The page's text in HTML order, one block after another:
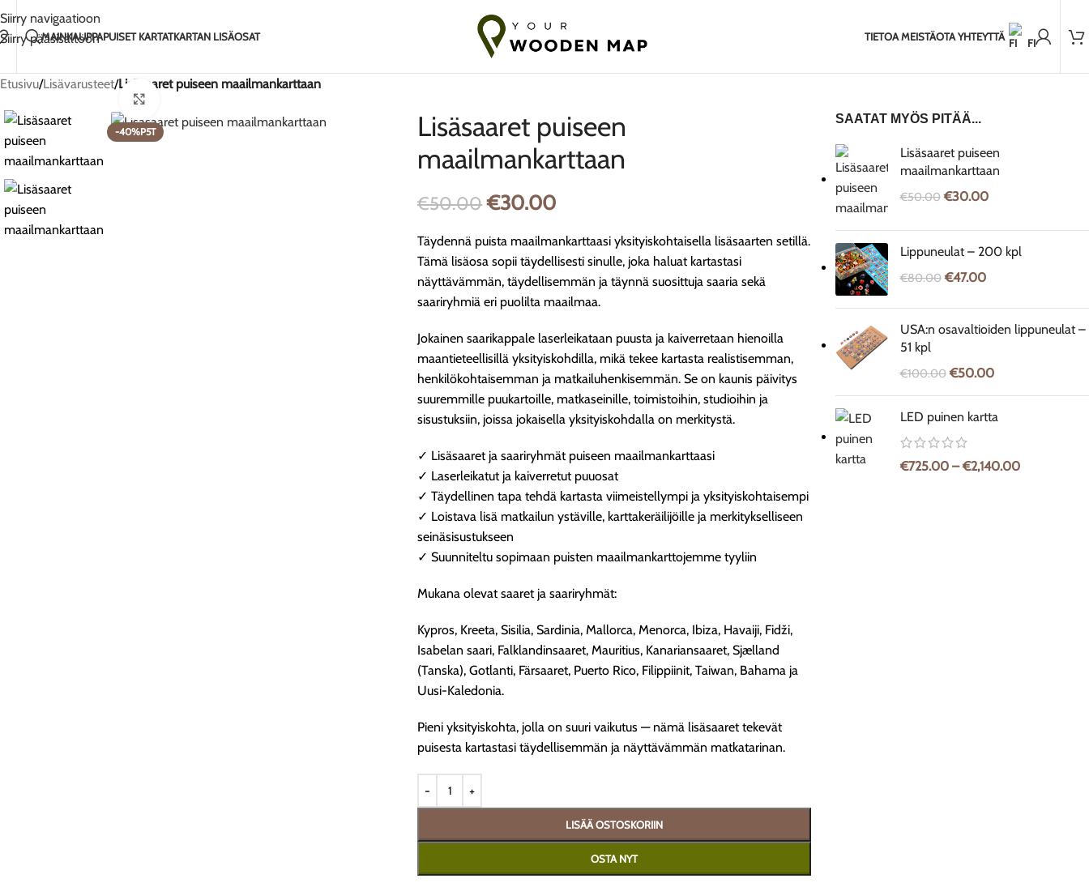
Siirry navigaatioon
Siirry pääsisältöön
Käsintehty rakkaudella Liettuassa 7-14 päivän toimitus EU:hun
MAINKAUPPAPUISET KARTATKARTAN LISÄOSAT TIETOA MEISTÄOTA YHTEYTTÄ FI
Etusivu/Lisävarusteet/Lisäsaaret puiseen maailmankarttaan
-40%P5T
Lisäsaaret puiseen
maailmankarttaan
€50.00 €30.00
Täydennä puista maailmankarttaasi yksityiskohtaisella lisäsaarten setillä.
Tämä lisäosa sopii täydellisesti sinulle, joka haluat kartastasi
näyttävämmän, täydellisemmän ja täynnä suosittuja saaria sekä
saariryhmiä eri puolilta maailmaa.
Jokainen saarikappale laserleikataan puusta ja kaiverretaan hienoilla
maantieteellisillä yksityiskohdilla, mikä tekee kartasta realistisemman,
henkilökohtaisemman ja matkailuhenkisemmän. Se on kaunis päivitys
suuremmille puukartoille, matkaseinille, toimistoihin, studioihin ja
sisustuksiin, joissa jokaisella yksityiskohdalla on merkitystä.
✓ Lisäsaaret ja saariryhmät puiseen maailmankarttaasi
✓ Laserleikatut ja kaiverretut puuosat
✓ Täydellinen tapa tehdä kartasta viimeistellympi ja yksityiskohtaisempi
✓ Loistava lisä matkailun ystäville, karttakeräilijöille ja merkitykselliseen
seinäsisustukseen
✓ Suunniteltu sopimaan puisten maailmankarttojemme tyyliin
Mukana olevat saaret ja saariryhmät:
Kypros, Kreeta, Sisilia, Sardinia, Mallorca, Menorca, Ibiza, Havaiji, Fidži,
Isabelan saari, Falklandinsaaret, Mauritius, Kanariansaaret, Sjælland
(Tanska), Gotlanti, Färsaaret, Puerto Rico, Filippiinit, Taiwan, Bahama ja
Uusi-Kaledonia.
Pieni yksityiskohta, jolla on suuri vaikutus — nämä lisäsaaret tekevät
puisesta kartastasi täydellisemmän ja näyttävämmän matkatarinan.
LISÄÄ OSTOSKORIIN
OSTA NYT
SAATAT MYÖS PITÄÄ...
Lisäsaaret puiseen
maailmankarttaan
€50.00 €30.00
Lippuneulat – 200 kpl
€80.00 €47.00
USA:n osavaltioiden lippuneulat –
51 kpl
€100.00 €50.00
LED puinen kartta
€725.00 – €2,140.00